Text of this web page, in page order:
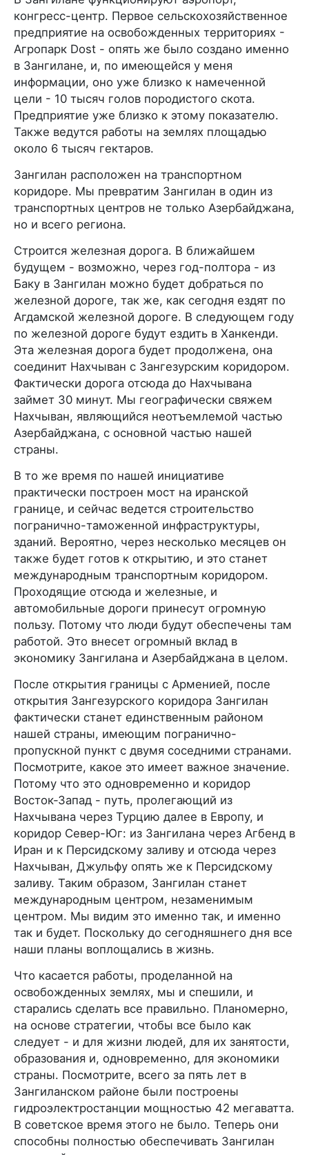
конгресс-центр. Первое сельскохозяйственное
предприятие на освобожденных территориях -
Агропарк Dost - опять же было создано именно
в Зангилане, и, по имеющейся у меня
информации, оно уже близко к намеченной
цели - 10 тысяч голов породистого скота.
Предприятие уже близко к этому показателю.
Также ведутся работы на землях площадью
около 6 тысяч гектаров.
Зангилан расположен на транспортном
коридоре. Мы превратим Зангилан в один из
транспортных центров не только Азербайджана,
но и всего региона.
Строится железная дорога. В ближайшем
будущем - возможно, через год-полтора - из
Баку в Зангилан можно будет добраться по
железной дороге, так же, как сегодня ездят по
Агдамской железной дороге. В следующем году
по железной дороге будут ездить в Ханкенди.
Эта железная дорога будет продолжена, она
соединит Нахчыван с Зангезурским коридором.
Фактически дорога отсюда до Нахчывана
займет 30 минут. Мы географически свяжем
Нахчыван, являющийся неотъемлемой частью
Азербайджана, с основной частью нашей
страны.
В то же время по нашей инициативе
практически построен мост на иранской
границе, и сейчас ведется строительство
погранично-таможенной инфраструктуры,
зданий. Вероятно, через несколько месяцев он
также будет готов к открытию, и это станет
международным транспортным коридором.
Проходящие отсюда и железные, и
автомобильные дороги принесут огромную
пользу. Потому что люди будут обеспечены там
работой. Это внесет огромный вклад в
экономику Зангилана и Азербайджана в целом.
После открытия границы с Арменией, после
открытия Зангезурского коридора Зангилан
фактически станет единственным районом
нашей страны, имеющим погранично-
пропускной пункт с двумя соседними странами.
Посмотрите, какое это имеет важное значение.
Потому что это одновременно и коридор
Восток-Запад - путь, пролегающий из
Нахчывана через Турцию далее в Европу, и
коридор Север-Юг: из Зангилана через Агбенд в
Иран и к Персидскому заливу и отсюда через
Нахчыван, Джульфу опять же к Персидскому
заливу. Таким образом, Зангилан станет
международным центром, незаменимым
центром. Мы видим это именно так, и именно
так и будет. Поскольку до сегодняшнего дня все
наши планы воплощались в жизнь.
Что касается работы, проделанной на
освобожденных землях, мы и спешили, и
старались сделать все правильно. Планомерно,
на основе стратегии, чтобы все было как
следует - и для жизни людей, для их занятости,
образования и, одновременно, для экономики
страны. Посмотрите, всего за пять лет в
Зангиланском районе были построены
гидроэлектростанции мощностью 42 мегаватта.
В советское время этого не было. Теперь они
способны полностью обеспечивать Зангилан